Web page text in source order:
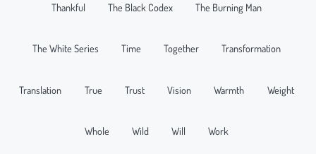
Thankful The Black Codex The Burning Man
The White Series Time Together Transformation
Translation True Trust Vision Warmth Weight
Whole Wild Will Work